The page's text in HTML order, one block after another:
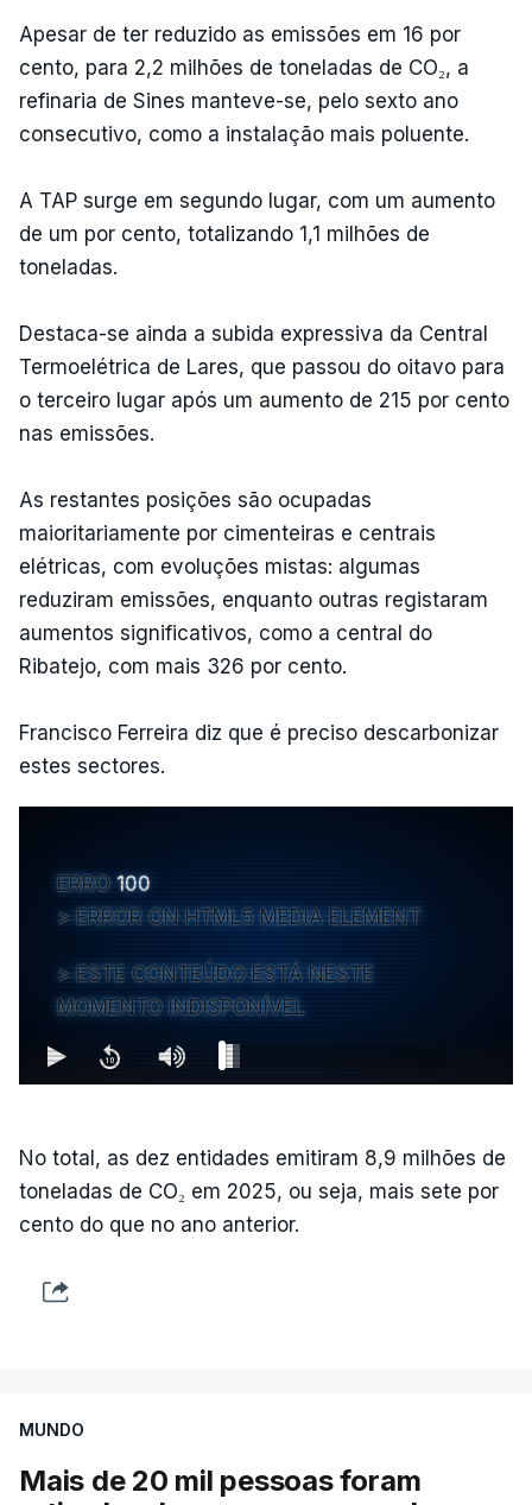
Apesar de ter reduzido as emissões em 16 por
cento, para 2,2 milhões de toneladas de CO₂, a
refinaria de Sines manteve-se, pelo sexto ano
consecutivo, como a instalação mais poluente.
A TAP surge em segundo lugar, com um aumento
de um por cento, totalizando 1,1 milhões de
toneladas.
Destaca-se ainda a subida expressiva da Central
Termoelétrica de Lares, que passou do oitavo para
o terceiro lugar após um aumento de 215 por cento
nas emissões.
As restantes posições são ocupadas
maioritariamente por cimenteiras e centrais
elétricas, com evoluções mistas: algumas
reduziram emissões, enquanto outras registaram
aumentos significativos, como a central do
Ribatejo, com mais 326 por cento.
Francisco Ferreira diz que é preciso descarbonizar
estes sectores.
ERRO 100
ERROR ON HTML5 MEDIA ELEMENT
ESTE CONTEÚDO ESTÁ NESTE
MOMENTO INDISPONÍVEL
No total, as dez entidades emitiram 8,9 milhões de
toneladas de CO₂ em 2025, ou seja, mais sete por
cento do que no ano anterior.
MUNDO
Mais de 20 mil pessoas foram